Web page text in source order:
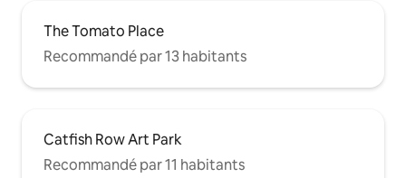
The Tomato Place
Recommandé par 13 habitants
Catfish Row Art Park
Recommandé par 11 habitants